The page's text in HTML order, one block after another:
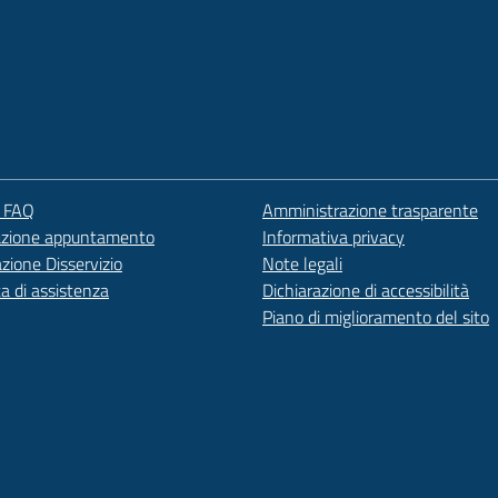
appuntamento
Disservizio
di assistenza
Amministrazione trasparente
Informativa privacy
Note legali
Dichiarazione di accessibilità
Piano di miglioramento del sito